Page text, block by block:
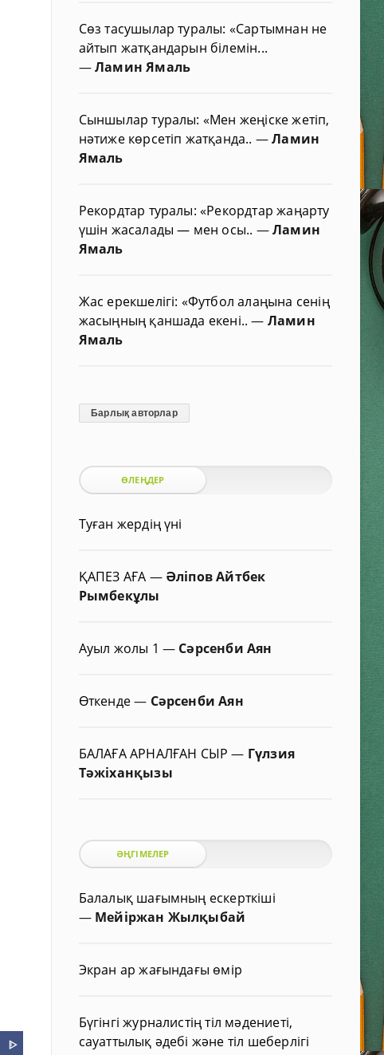
ᐈ
Сөз тасушылар туралы: «Сартымнан не
айтып жатқандарын білемін...
—Ламин Ямаль
Сыншылар туралы: «Мен жеңіске жетіп,
нәтиже көрсетіп жатқанда.. —Ламин
Ямаль
Рекордтар туралы: «Рекордтар жаңарту
үшін жасалады — мен осы.. —Ламин
Ямаль
Жас ерекшелігі: «Футбол алаңына сенің
жасыңның қаншада екені..— Ламин
Ямаль
Барлық авторлар
ӨЛЕҢДЕР
Туған жердің үні
ҚАПЕЗ АҒА — Әліпов Айтбек
Рымбекұлы
Ауыл жолы 1 — Сәрсенби Аян
Өткенде— Сәрсенби Аян
БАЛАҒА АРНАЛҒАН СЫР— Гүлзия
Тәжіханқызы
ӘҢГІМЕЛЕР
Балалық шағымның ескерткіші
— Мейіржан Жылқыбай
Экран ар жағындағы өмір
Бүгінгі журналистің тіл мәдениеті,
сауаттылық әдебі және тіл шеберлігі